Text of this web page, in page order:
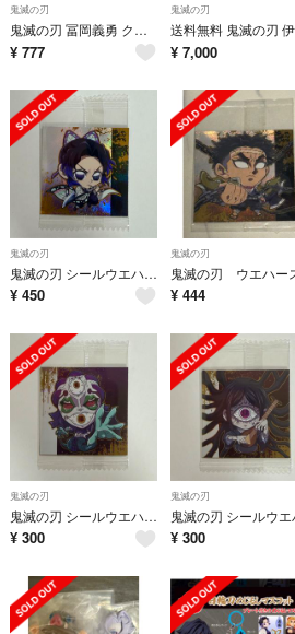
鬼滅の刃
鬼滅の刃 冨岡義勇 クリスマス アクリルスタンド
¥ 777
鬼滅の刃
¥ 7,000
鬼滅の刃
鬼滅の刃 シールウエハース 其ノ十五 胡蝶しのぶ 極レア 15-21
¥ 450
鬼滅の刃
¥ 444
鬼滅の刃
鬼滅の刃 シールウエハース 其ノ十五 玉壺 15-13
¥ 300
鬼滅の刃
¥ 300